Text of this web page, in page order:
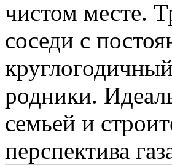
чистом месте.
соседи с
родники.
семьей и
перспектива